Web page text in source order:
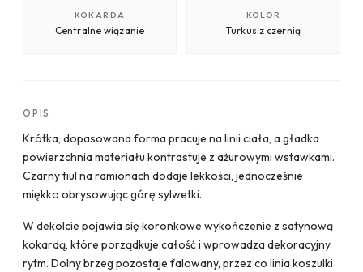
KOKARDA
Centralne wiązanie
KOLOR
Turkus z czernią
OPIS
Krótka, dopasowana forma pracuje na linii ciała, a gładka
powierzchnia materiału kontrastuje z ażurowymi wstawkami.
Czarny tiul na ramionach dodaje lekkości, jednocześnie
miękko obrysowując górę sylwetki.
W dekolcie pojawia się koronkowe wykończenie z satynową
kokardą, które porządkuje całość i wprowadza dekoracyjny
rytm. Dolny brzeg pozostaje falowany, przez co linia koszulki